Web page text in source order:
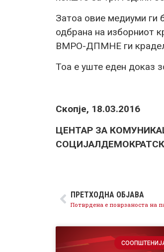
Затоа овие медиуми ги
одбрана на изборниот
ВМРО-ДПМНЕ ги
Тоа е уште еден доказ
Скопје, 18.03.2016
ЦЕНТАР ЗА
ПРЕТХОДНА ОБЈАВА